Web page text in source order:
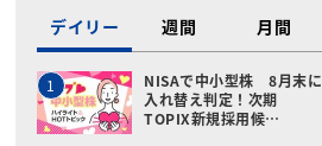
メールで送る
デイリー 週間 月間
1
NISAで中小型株 8月末に
入れ替え判定！次期
TOPIX新規採用候…